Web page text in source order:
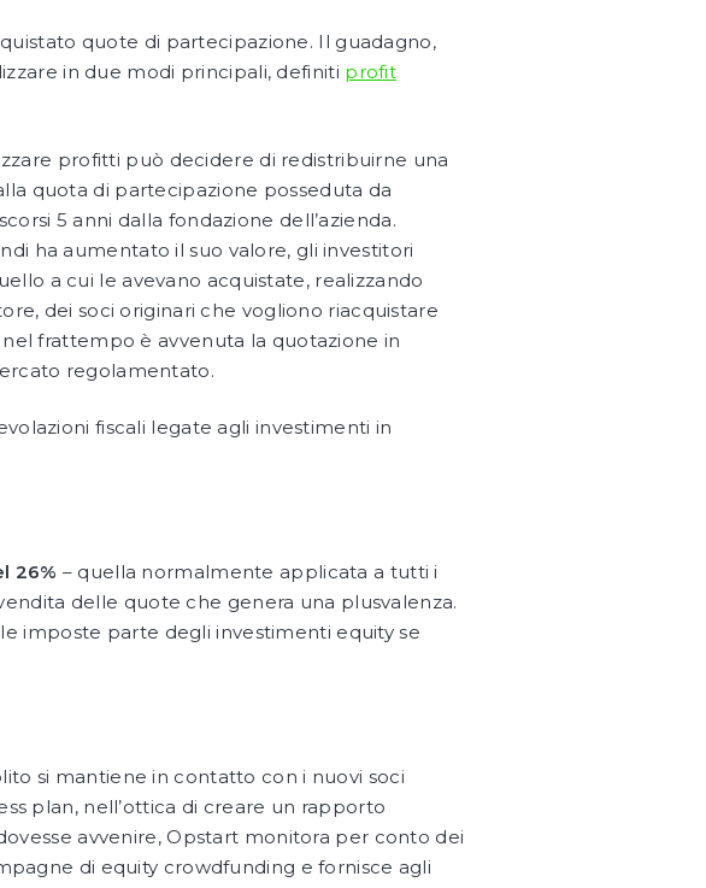
quote di partecipazione. Il guadagno,
in due modi principali, definiti profit
profitti può decidere di redistribuirne una
quota di partecipazione posseduta da
5 anni dalla fondazione dell’azienda.
ha aumentato il suo valore, gli investitori
a cui le avevano acquistate, realizzando
dei soci originari che vogliono riacquistare
frattempo è avvenuta la quotazione in
regolamentato.
fiscali legate agli investimenti in
26% – quella normalmente applicata a tutti i
delle quote che genera una plusvalenza.
imposte parte degli investimenti equity se
si mantiene in contatto con i nuovi soci
plan, nell’ottica di creare un rapporto
avvenire, Opstart monitora per conto dei
di equity crowdfunding e fornisce agli